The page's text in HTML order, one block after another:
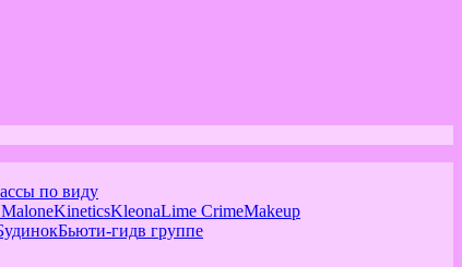
по виду
KineticsKleonaLime CrimeMakeup
Бьюти-гидв группе